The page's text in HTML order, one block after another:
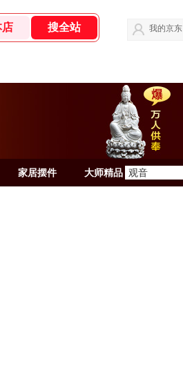
我的京东
家居摆件 大师精品